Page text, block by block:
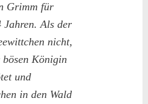
Grimm für
Jahren. Als der
nicht,
Königin
und
in den Wald